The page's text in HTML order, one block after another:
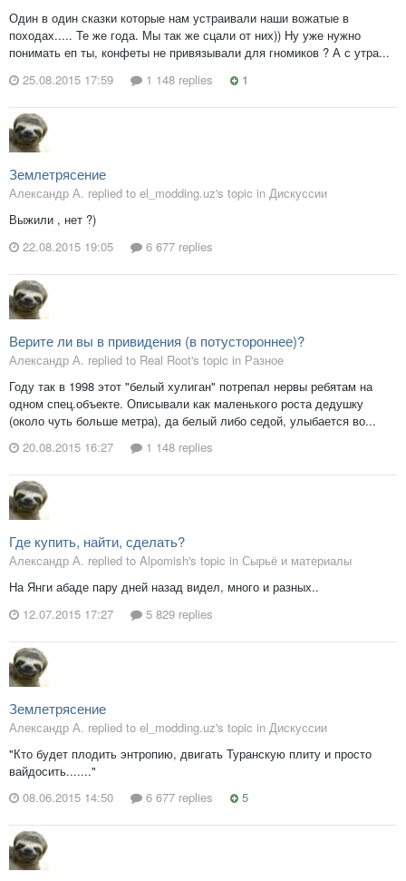
Один в один сказки которые нам устраивали наши вожатые в
походах..... Те же года. Мы так же сцали от них)) Ну уже нужно
понимать еп ты, конфеты не привязывали для гномиков ? А с утра...
25.08.2015 17:59
1 148 replies 1
Землетрясение
Александр А. replied to el_modding.uz's topic in Дискуссии
Выжили , нет ?)
22.08.2015 19:05
6 677 replies
Верите ли вы в привидения (в потустороннее)?
Александр А. replied to Real Root's topic in Разное
Году так в 1998 этот "белый хулиган" потрепал нервы ребятам на
одном спец.объекте. Описывали как маленького роста дедушку
(около чуть больше метра), да белый либо седой, улыбается во...
20.08.2015 16:27
1 148 replies
Где купить, найти, сделать?
Александр А. replied to Alpomish's topic in Сырьё и материалы
На Янги абаде пару дней назад видел, много и разных..
12.07.2015 17:27
5 829 replies
Землетрясение
Александр А. replied to el_modding.uz's topic in Дискуссии
"Кто будет плодить энтропию, двигать Туранскую плиту и просто
вайдосить......."
08.06.2015 14:50
6 677 replies 5